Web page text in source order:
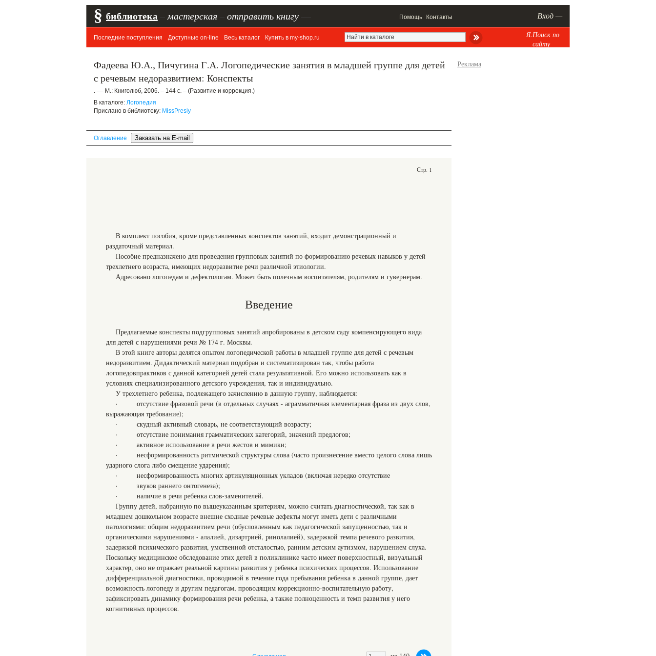
§ библиотека мастерская отправить книгу Помощь Контакты Вход —
Последние поступления Доступные on-line Весь каталог Купить в my-shop.ru
Я.Поиск по
сайту
Фадеева Ю.А., Пичугина Г.А. Логопедические занятия в младшей группе для детей
с речевым недоразвитием: Конспекты
. –– М.: Книголюб, 2006. – 144 с. – (Развитие и коррекция.)
В каталоге: Логопедия
Прислано в библиотеку: MissPresly
Оглавление
Стр. 1
В комплект пособия, кроме представленных конспектов занятий, входит демонстрационный и
раздаточный материал.
Пособие предназначено для проведения групповых занятий по формированию речевых навыков у детей
трехлетнего возраста, имеющих недоразвитие речи различной этиологии.
Адресовано логопедам и дефектологам. Может быть полезным воспитателям, родителям и гувернерам.
Введение
Предлагаемые конспекты подгрупповых занятий апробированы в детском саду компенсирующего вида
для детей с нарушениями речи № 174 г. Москвы.
В этой книге авторы делятся опытом логопедической работы в младшей группе для детей с речевым
недоразвитием. Дидактический материал подобран и систематизирован так, чтобы работа
логопедовпрактиков с данной категорией детей стала результативной. Его можно использовать как в
условиях специализированного детского учреждения, так и индивидуально.
У трехлетнего ребенка, подлежащего зачислению в данную группу, наблюдается:
· отсутствие фразовой речи (в отдельных случаях - аграмматичная элементарная фраза из двух слов,
выражающая требование);
· скудный активный словарь, не соответствующий возрасту;
· отсутствие понимания грамматических категорий, значений предлогов;
· активное использование в речи жестов и мимики;
· несформированность ритмической структуры слова (часто произнесение вместо целого слова лишь
ударного слога либо смещение ударения);
· несформированность многих артикуляционных укладов (включая нередко отсутствие
· звуков раннего онтогенеза);
· наличие в речи ребенка слов-заменителей.
Группу детей, набранную по вышеуказанным критериям, можно считать диагностической, так как в
младшем дошкольном возрасте внешне сходные речевые дефекты могут иметь дети с различными
патологиями: общим недоразвитием речи (обусловленным как педагогической запущенностью, так и
органическими нарушениями - алалией, дизартрией, ринолалией), задержкой темпа речевого развития,
задержкой психического развития, умственной отсталостью, ранним детским аутизмом, нарушением слуха.
Поскольку медицинское обследование этих детей в поликлинике часто имеет поверхностный, визуальный
характер, оно не отражает реальной картины развития у ребенка психических процессов. Использование
дифференциальной диагностики, проводимой в течение года пребывания ребенка в данной группе, дает
возможность логопеду и другим педагогам, проводящим коррекционно-воспитательную работу,
зафиксировать динамику формирования речи ребенка, а также полноценность и темп развития у него
когнитивных процессов.
Реклама